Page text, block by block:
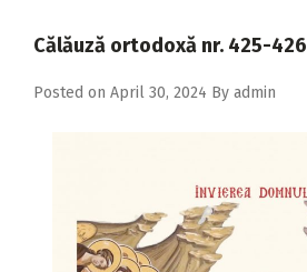
2017
2016
Călăuză ortodoxă nr. 425-426
Posted on April 30, 2024 By admin